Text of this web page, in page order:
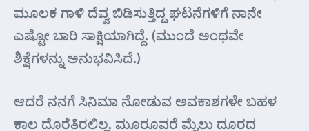
ಮೂಲಕ ಗಾಳಿ ದೆವ್ವ ಬಿಡಿಸುತ್ತಿದ್ದ ಘಟನೆಗಳಿಗೆ ನಾನೇ
ಎಷ್ಟೋ ಬಾರಿ ಸಾಕ್ಷಿಯಾಗಿದ್ದೆ. (ಮುಂದೆ ಅಂಥವೇ
ಶಿಕ್ಷೆಗಳನ್ನು ಅನುಭವಿಸಿದೆ.)
ಆದರೆ ನನಗೆ ಸಿನಿಮಾ ನೋಡುವ ಅವಕಾಶಗಳೇ ಬಹಳ
ಕಾಲ ದೊರೆತಿರಲಿಲ್ಲ. ಮೂರೂವರೆ ಮೈಲು ದೂರದ